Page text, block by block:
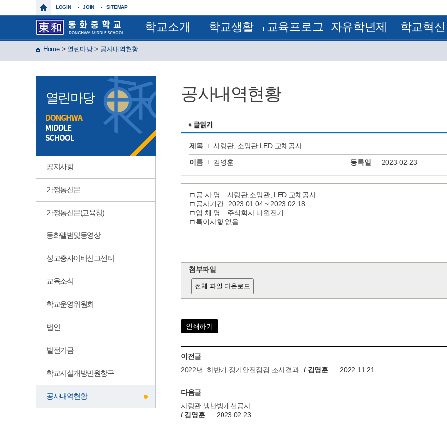
LOGIN JOIN SITEMAP
학교소개
학교장인사말
학교상징
학교연혁
특색사업
학교현황
건물배치도
찾아오시는길
학교생활
정기시험모범답안
급식일정
각종서류양식
운동부
제이노스(J-Nos)
윈드 오케스트라
글마루
교육프로그
학습자료실
자유학년제
3학년
학교혁신
전문적 학습 공동체
Home> 열린마당> 공사내역현황
공사내역현황
제목 사랑관, 소망관 LED 교체공사
이름 김영훈 등록일 2023-02-23
□ 공 사 명 : 사랑관,소망관, LED 교체공사
□ 공사기간 : 2023.01.04 ~ 2023.02.18.
□ 업 체 명 : 주식회사 다원전기
□ 특이사항 없음
첨부파일
전체 파일 다운로드
인쇄하기
이전글
2022년 하반기 정기안전점검 조사결과
/ 김영훈 2022.11.21
다음글
사랑관 냉난방개선공사
/ 김영훈
2023.02.23
열린마당
공지사항
가정통신문
가정통신문(교육청)
동화앨범및동영상
성고충사이버신고센터
교육소식
학교운영위원회
법인
발전기금
학교시설개방민원창구
공사내역현황